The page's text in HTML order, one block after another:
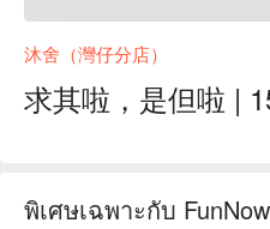
沐舍（灣仔分店）
求其啦，是但啦 |
พิเศษเฉพาะกับ FunNow